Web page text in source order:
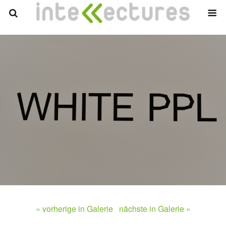
« vorherige in Galerie nächste in Galerie »